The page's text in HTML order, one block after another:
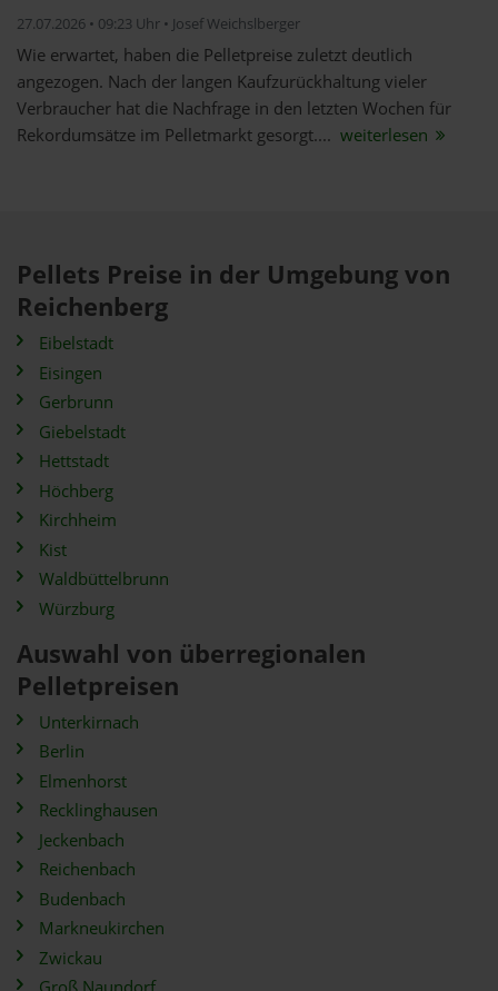
27.07.2026 • 09:23 Uhr • Josef Weichslberger
Wie erwartet, haben die Pelletpreise zuletzt deutlich
angezogen. Nach der langen Kaufzurückhaltung vieler
Verbraucher hat die Nachfrage in den letzten Wochen für
Rekordumsätze im Pelletmarkt gesorgt.... weiterlesen
Pellets Preise in der Umgebung von
Reichenberg
Eibelstadt
Eisingen
Gerbrunn
Giebelstadt
Hettstadt
Höchberg
Kirchheim
Kist
Waldbüttelbrunn
Würzburg
Auswahl von überregionalen
Pelletpreisen
Unterkirnach
Berlin
Elmenhorst
Recklinghausen
Jeckenbach
Reichenbach
Budenbach
Markneukirchen
Zwickau